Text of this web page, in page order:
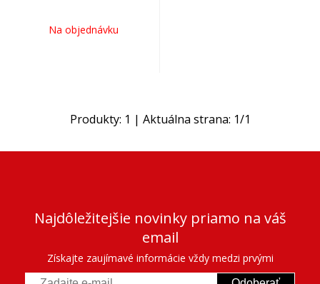
Na objednávku
Produkty: 1 | Aktuálna strana: 1/1
Najdôležitejšie novinky priamo na váš
email
Získajte zaujímavé informácie vždy medzi prvými